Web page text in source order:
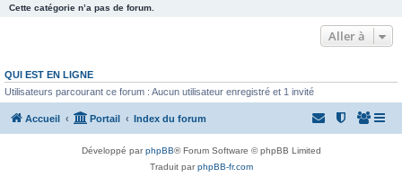
Cette catégorie n’a pas de forum.
Aller à
QUI EST EN LIGNE
Utilisateurs parcourant ce forum : Aucun utilisateur enregistré et 1 invité
Accueil Portail Index du forum
Développé parphpBB® Forum Software © phpBB Limited
Traduit parphpBB-fr.com